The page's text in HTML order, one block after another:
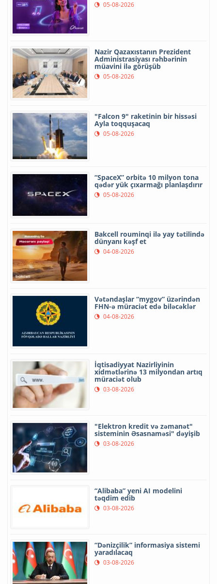
05-08-2026
Nazir Qazaxıstanın Prezident
Administrasiyası rəhbərinin
müavini ilə görüşüb
05-08-2026
"Falcon 9" raketinin bir hissəsi
Ayla toqquşacaq
05-08-2026
“SpaceX” orbitə 10 milyon tona
qədər yük çıxarmağı planlaşdırır
05-08-2026
Bakcell rouminqi ilə yay tətilində
dünyanı kəşf et
04-08-2026
Vətəndaşlar “mygov” üzərindən
FHN-ə müraciət edə biləcəklər
04-08-2026
İqtisadiyyat Nazirliyinin
xidmətlərinə 13 milyondan artıq
müraciət olub
03-08-2026
"Elektron kredit və zəmanət"
sisteminin Əsasnaməsi" dəyişib
03-08-2026
“Alibaba” yeni AI modelini
təqdim edib
03-08-2026
“Dənizçilik” informasiya sistemi
yaradılacaq
03-08-2026